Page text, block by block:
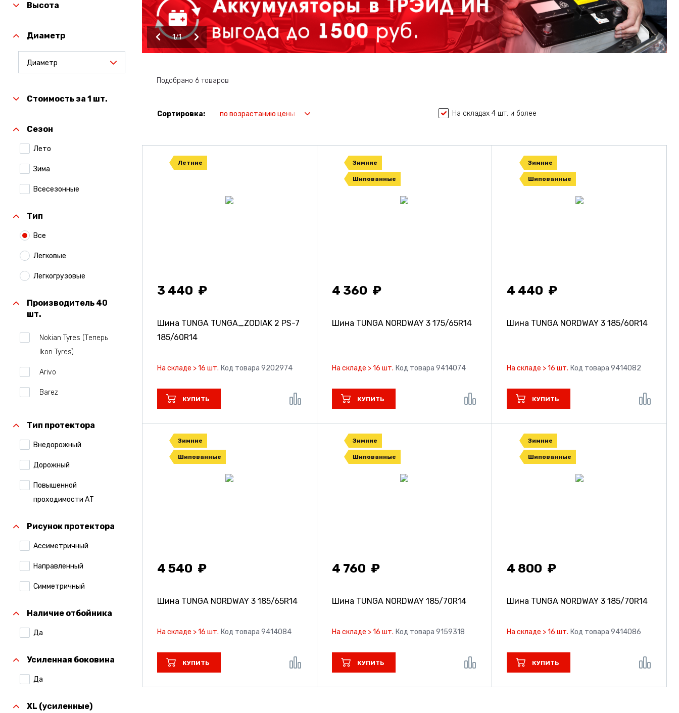
Высота
Диаметр
Диаметр
Стоимость за 1 шт.
Сезон
Лето
Зима
Всесезонные
Тип
Все
Легковые
Легкогрузовые
Производитель 40
шт.
Nokian Tyres (Теперь
Ikon Tyres)
Arivo
Barez
Gislaved
Gripmax
Kumho
Тип протектора
Внедорожный
Дорожный
Повышенной
проходимости АТ
Рисунок протектора
Ассиметричный
Направленный
Симметричный
Наличие отбойника
Да
Усиленная боковина
Да
XL (усиленные)
1 1
Подобрано 6 товаров
Сортировка: по возрастанию цены На складах 4 шт. и более
Летние
3 440
Шина TUNGA TUNGA_ZODIAK 2 PS-7
185/60R14
На складе > 16 шт. Код товара 9202974
КУПИТЬ
Зимние
Шипованные
4 360
Шина TUNGA NORDWAY 3 175/65R14
На складе > 16 шт. Код товара 9414074
КУПИТЬ
Зимние
Шипованные
4 440
Шина TUNGA NORDWAY 3185/60R14
На складе > 16 шт. Код товара 9414082
КУПИТЬ
Зимние
Шипованные
4 540
Шина TUNGA NORDWAY 3 185/65R14
На складе > 16 шт. Код товара 9414084
КУПИТЬ
Зимние
Шипованные
4 760
Шина TUNGA NORDWAY 185/70R14
На складе > 16 шт. Код товара 9159318
КУПИТЬ
Зимние
Шипованные
4 800
Шина TUNGA NORDWAY 3185/70R14
На складе > 16 шт. Код товара 9414086
КУПИТЬ